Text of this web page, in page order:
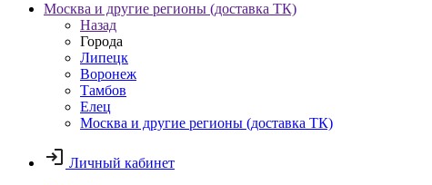
Москва и другие регионы (доставка ТК)
Назад
Города
Липецк
Воронеж
Тамбов
Елец
Москва и другие регионы (доставка ТК)
Личный кабинет